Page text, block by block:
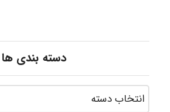
دسته بندی ها